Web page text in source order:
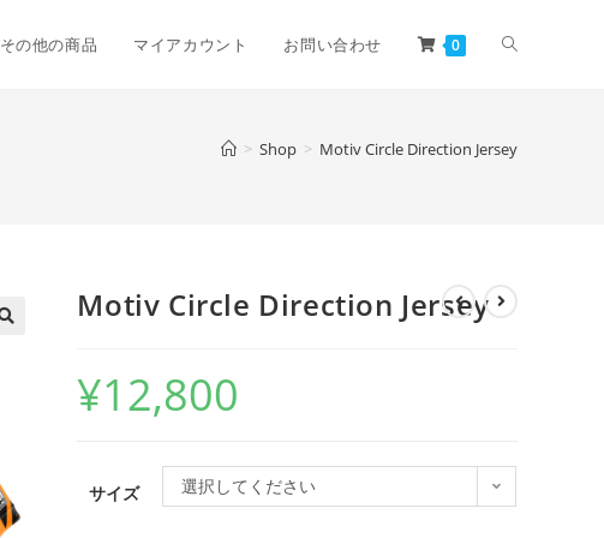
その他の商品 マイアカウント お問い合わせ 0
> Shop > Motiv Circle Direction Jersey
Motiv Circle Direction Jersey
¥12,800
サイズ 選択してください